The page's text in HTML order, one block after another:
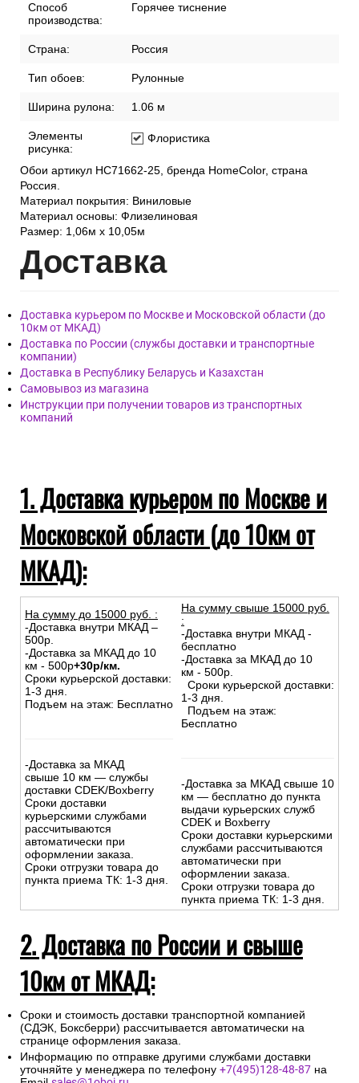
Способ
производства:
Горячее тиснение
Страна: Россия
Тип обоев: Рулонные
Ширина рулона: 1.06 м
Элементы
рисунка:
Флористика
Обои артикул HC71662-25, бренда HomeColor, страна
Россия.
Материал покрытия: Виниловые
Материал основы: Флизелиновая
Размер: 1,06м х 10,05м
Доставка
Доставка курьером по Москве и Московской области (до
10км от МКАД)
Доставка по России (службы доставки и транспортные
компании)
Доставка в Республику Беларусь и Казахстан
Самовывоз из магазина
Инструкции при получении товаров из транспортных
компаний
1. Доставка курьером по Москве и
Московской области (до 10км от
МКАД):
На сумму до 15000 руб. :
-Доставка внутри МКАД –
500р.
-Доставка за МКАД до 10
км - 500р+30р/км.
Сроки курьерской доставки:
1-3 дня.
Подъем на этаж: Бесплатно
-Доставка за МКАД
свыше 10 км — службы
доставки CDEK/Boxberry
Сроки доставки
курьерскими службами
рассчитываются
автоматически при
оформлении заказа.
Сроки отгрузки товара до
пункта приема ТК: 1-3 дня.
На сумму свыше 15000 руб.
:
-Доставка внутри МКАД -
бесплатно
-Доставка за МКАД до 10
км - 500р.
Сроки курьерской доставки:
1-3 дня.
Подъем на этаж:
Бесплатно
-Доставка за МКАД свыше 10
км — бесплатно до пункта
выдачи курьерских служб
CDEK и Boxberry
Сроки доставки курьерскими
службами рассчитываются
автоматически при
оформлении заказа.
Сроки отгрузки товара до
пункта приема ТК: 1-3 дня.
2. Доставка по России и свыше
10км от МКАД:
Сроки и стоимость доставки транспортной компанией
(СДЭК, Боксберри) рассчитывается автоматически на
странице оформления заказа.
Информацию по отправке другими службами доставки
уточняйте у менеджера по телефону +7(495)128-48-87 на